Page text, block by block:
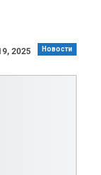
Новости
2025